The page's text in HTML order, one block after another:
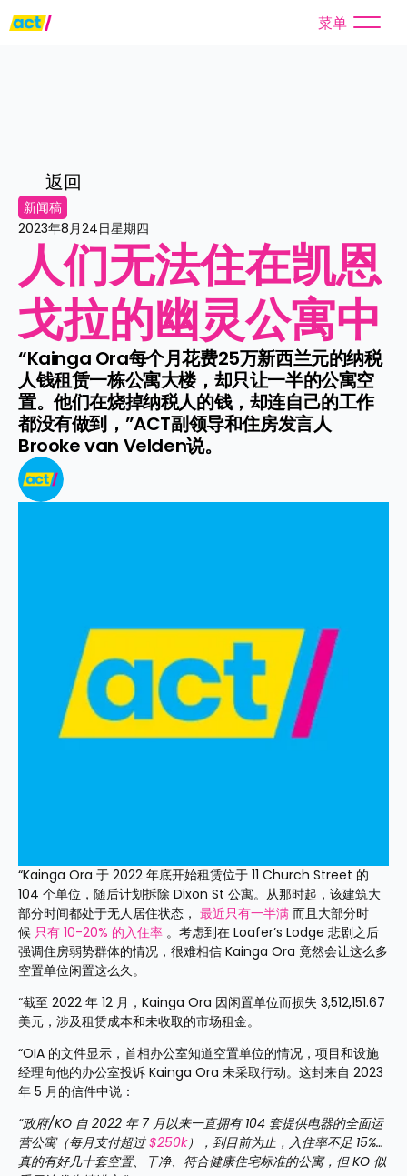
菜单
返回
新闻稿
2023年8月24日星期四
人们无法住在凯恩
戈拉的幽灵公寓中
“Kainga Ora每个月花费25万新西兰元的纳税
人钱租赁一栋公寓大楼，却只让一半的公寓空
置。他们在烧掉纳税人的钱，却连自己的工作
都没有做到，”ACT副领导和住房发言人
Brooke van Velden说。
“Kainga Ora 于 2022 年底开始租赁位于 11 Church Street 的
104 个单位，随后计划拆除 Dixon St 公寓。从那时起，该建筑大
部分时间都处于无人居住状态， 最近只有一半满 而且大部分时
候 只有 10-20% 的入住率 。考虑到在 Loafer’s Lodge 悲剧之后
强调住房弱势群体的情况，很难相信 Kainga Ora 竟然会让这么多
空置单位闲置这么久。
“截至 2022 年 12 月，Kainga Ora 因闲置单位而损失 3,512,151.67
美元，涉及租赁成本和未收取的市场租金。
“OIA 的文件显示，首相办公室知道空置单位的情况，项目和设施
经理向他的办公室投诉 Kainga Ora 未采取行动。这封来自 2023
年 5 月的信件中说：
“政府/KO 自 2022 年 7 月以来一直拥有 104 套提供电器的全面运
营公寓（每月支付超过 $250k），到目前为止，入住率不足 15%…
真的有好几十套空置、干净、符合健康住宅标准的公寓，但 KO 似